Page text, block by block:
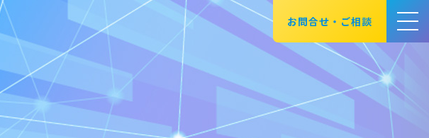
お問合せ・ご相談
賛同団体・サポート企業様向けページ